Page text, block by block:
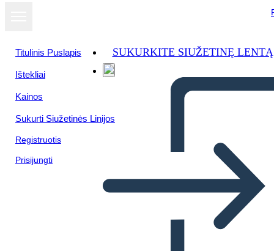
Titulinis Puslapis
Ištekliai
Kainos
Sukurti Siužetinės Linijos
Registruotis
Prisijungti
SUKURKITE SIUŽETINĘ LENTĄ